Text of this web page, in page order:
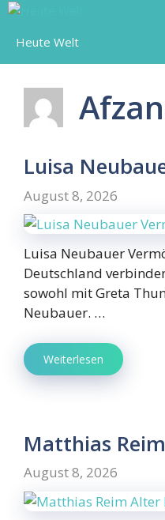
Skip
content
Heute Welt
Luisa
August 8, 2026
Luisa Neubauer
Deutschland
sowohl mit Greta
Neubauer. …
Weiterlesen
Matthias
August 8, 2026